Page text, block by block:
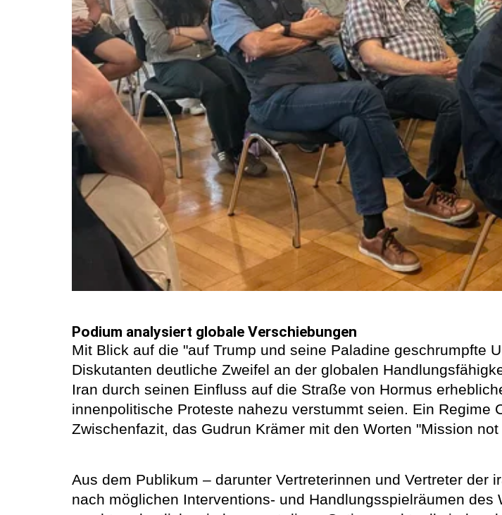
Podium analysiert globale Verschiebungen
Mit Blick auf die "auf Trump und seine Paladine geschrumpfte
Diskutanten deutliche Zweifel an der globalen
Iran durch seinen Einfluss auf die Straße von Hormus
innenpolitische Proteste nahezu verstummt seien. Ein
Zwischenfazit, das Gudrun Krämer mit den Worten "Mission
Aus dem Publikum – darunter Vertreterinnen und Vertreter
nach möglichen Interventions- und Handlungsspielräumen